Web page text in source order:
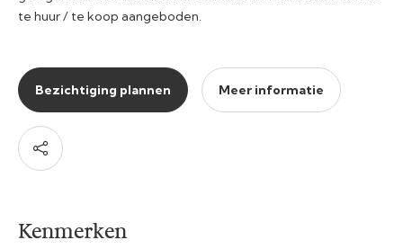
te huur / te koop aangeboden.
Bezichtiging plannen Meer informatie
Kenmerken